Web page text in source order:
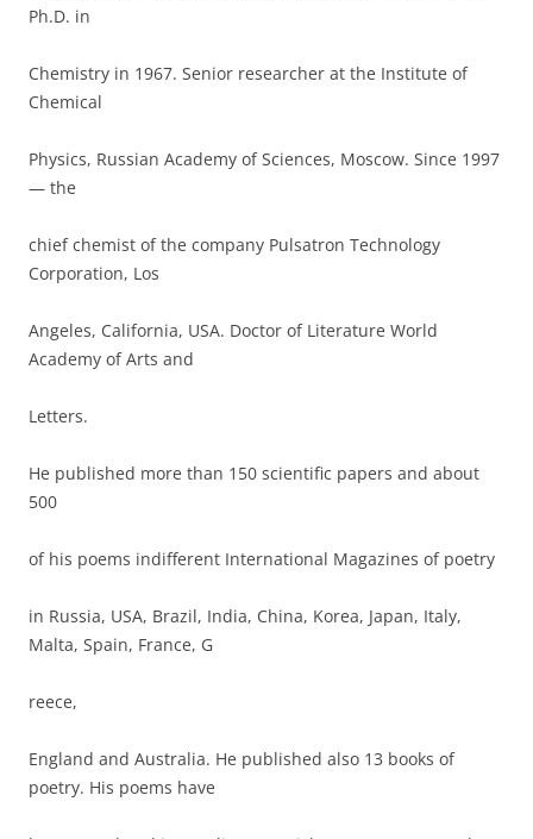
Ph.D. in
Chemistry in 1967. Senior researcher at the Institute of
Chemical
Physics, Russian Academy of Sciences, Moscow. Since 1997
— the
chief chemist of the company Pulsatron Technology
Corporation, Los
Angeles, California, USA. Doctor of Literature World
Academy of Arts and
Letters.
He published more than 150 scientific papers and about
500
of his poems indifferent International Magazines of poetry
in Russia, USA, Brazil, India, China, Korea, Japan, Italy,
Malta, Spain, France, G
reece,
England and Australia. He published also 13 books of
poetry. His poems have